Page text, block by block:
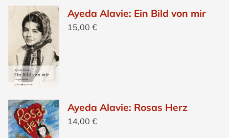
Ayeda Alavie: Ein Bild von mir
15,00 €
Ayeda Alavie: Rosas Herz
14,00 €